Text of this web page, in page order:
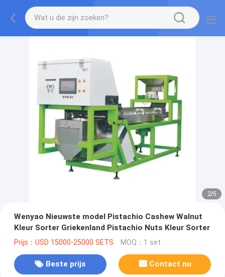
2/5
Wenyao Nieuwste model Pistachio Cashew Walnut
Kleur Sorter Griekenland Pistachio Nuts Kleur Sorter
Prijs：USD 15000-25000 SETS MOQ：1 set
Beste prijs Contact nu